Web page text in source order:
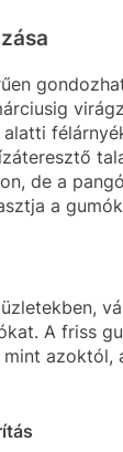
de a
a
A friss
azoktól,